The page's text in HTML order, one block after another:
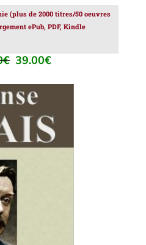
(plus de 2000 titres/50 oeuvres
ePub, PDF, Kindle
€ Le
initial
était :
129.00€.
39.00€Le
actuel
39.00€.
/